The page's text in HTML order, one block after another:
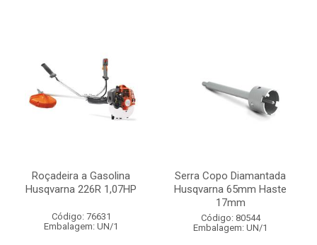
Roçadeira a Gasolina
Husqvarna 226R 1,07HP
Código: 76631
Embalagem: UN/1
Serra Copo Diamantada
Husqvarna 65mm Haste
17mm
Código: 80544
Embalagem: UN/1